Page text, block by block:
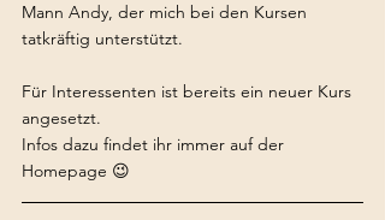
Mann Andy, der mich bei den Kursen
tatkräftig unterstützt.
Für Interessenten ist bereits ein neuer Kurs
angesetzt.
Infos dazu findet ihr immer auf der
Homepage 😉